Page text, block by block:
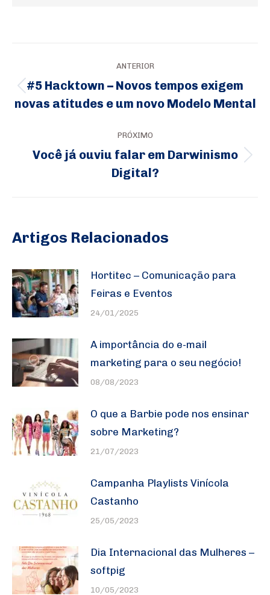
de
post:
ANTERIOR
#5 Hacktown – Novos tempos exigem
novas atitudes e um novo Modelo Mental
PRÓXIMO
Você já ouviu falar em Darwinismo
Digital?
Artigos Relacionados
Hortitec – Comunicação para
Feiras e Eventos
24/01/2025
A importância do e-mail
marketing para o seu negócio!
08/08/2023
O que a Barbie pode nos ensinar
sobre Marketing?
21/07/2023
Campanha Playlists Vinícola
Castanho
25/05/2023
Dia Internacional das Mulheres –
softpig
10/05/2023